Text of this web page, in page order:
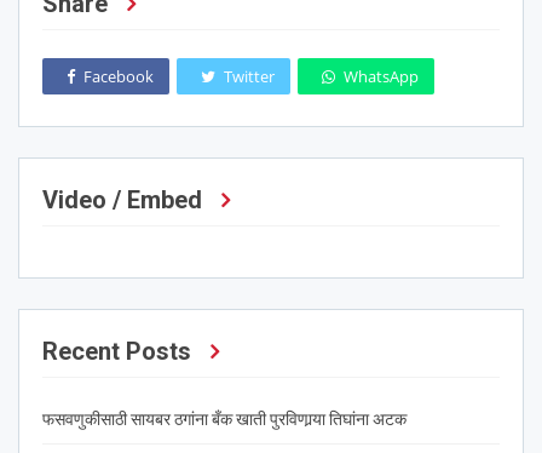
Facebook Twitter WhatsApp
Video / Embed
Recent Posts
फसवणुकीसाठी सायबर ठगांना बँक खाती पुरविणार्‍या तिघांना अटक